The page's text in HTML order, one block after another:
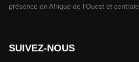
présence en Afrique de l'Ouest et centrale.
SUIVEZ-NOUS